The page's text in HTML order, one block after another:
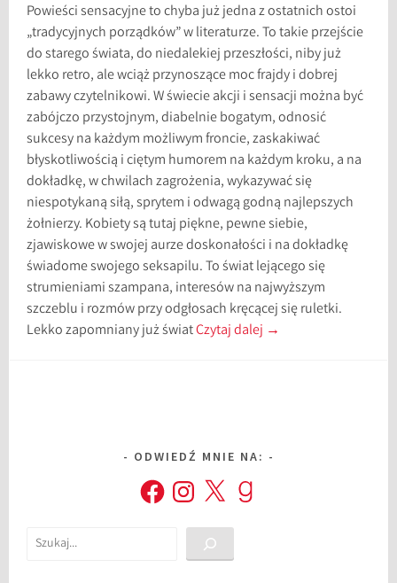
Powieści sensacyjne to chyba już jedna z ostatnich ostoi
„tradycyjnych porządków” w literaturze. To takie przejście
do starego świata, do niedalekiej przeszłości, niby już
lekko retro, ale wciąż przynoszące moc frajdy i dobrej
zabawy czytelnikowi. W świecie akcji i sensacji można być
zabójczo przystojnym, diabelnie bogatym, odnosić
sukcesy na każdym możliwym froncie, zaskakiwać
błyskotliwością i ciętym humorem na każdym kroku, a na
dokładkę, w chwilach zagrożenia, wykazywać się
niespotykaną siłą, sprytem i odwagą godną najlepszych
żołnierzy. Kobiety są tutaj piękne, pewne siebie,
zjawiskowe w swojej aurze doskonałości i na dokładkę
świadome swojego seksapilu. To świat lejącego się
strumieniami szampana, interesów na najwyższym
szczeblu i rozmów przy odgłosach kręcącej się ruletki.
Lekko zapomniany już światCzytaj dalej →
ODWIEDŹ MNIE NA:
FacebookInstagram
X Goodreads
Szukaj